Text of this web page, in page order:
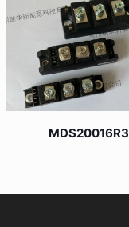
MDS20016R3